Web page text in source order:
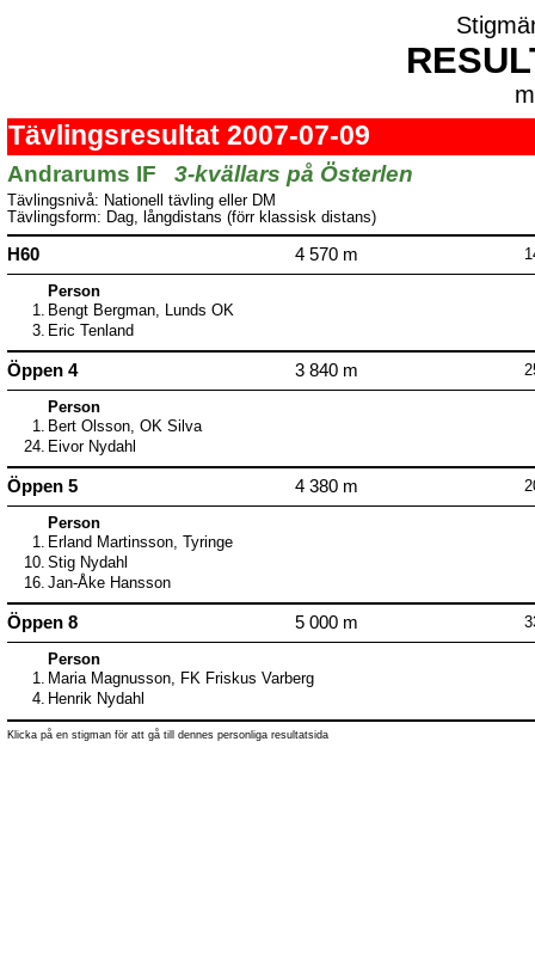
Tävlingsresultat 2007-07-09
Andrarums IF 3-kvällars på Österlen
Tävlingsnivå: Nationell tävling eller DM
Tävlingsform: Dag, långdistans (förr klassisk distans)
H60 4 570 m
Person
1. Bengt Bergman, Lunds OK
3. Eric Tenland
Öppen 4 3 840 m
Person
1. Bert Olsson, OK Silva
24. Eivor Nydahl
Öppen 5 4 380 m
Person
1. Erland Martinsson, Tyringe
10. Stig Nydahl
16. Jan-Åke Hansson
Öppen 8 5 000 m
Person
1. Maria Magnusson, FK Friskus Varberg
4. Henrik Nydahl
Klicka på en stigman för att gå till dennes personliga resultatsida